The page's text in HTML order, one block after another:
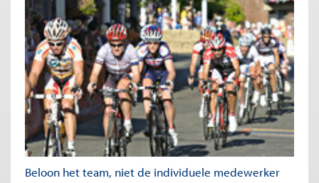
Beloon het team, niet de individuele medewerker